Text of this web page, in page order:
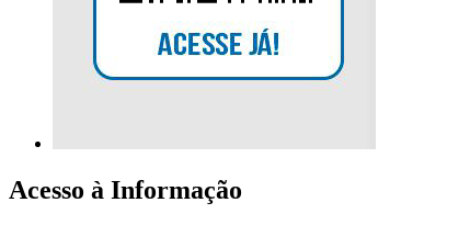
Acesso à Informação